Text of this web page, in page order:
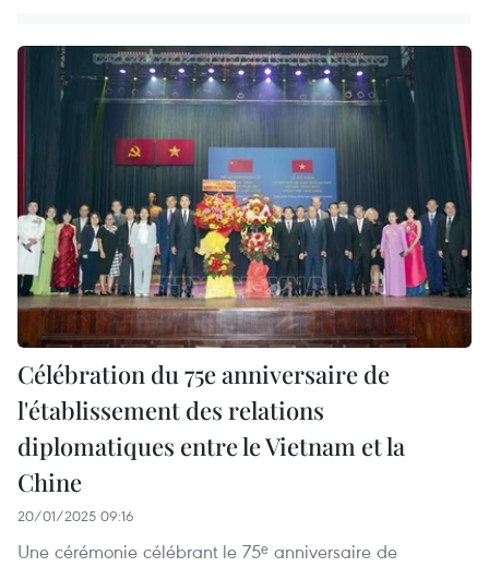
Célébration du 75e anniversaire de
l'établissement des relations
diplomatiques entre le Vietnam et la
Chine
20/01/2025 09:16
Une cérémonie célébrant le 75ᵉ anniversaire de